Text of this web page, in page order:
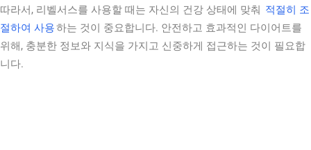
따라서, 리벨서스를 사용할 때는 자신의 건강 상태에 맞춰 적절히 조
절하여 사용하는 것이 중요합니다. 안전하고 효과적인 다이어트를
위해, 충분한 정보와 지식을 가지고 신중하게 접근하는 것이 필요합
니다.